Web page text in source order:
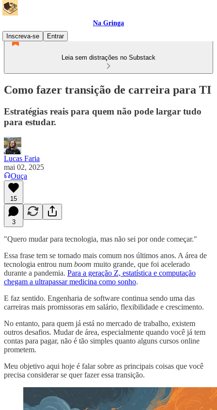
Na Gringa
Inscreva-se
Entrar
Leia sem distrações no Substack
Como fazer transição de carreira para TI
Estratégias reais para quem não pode largar tudo
para estudar.
Lucas Faria
mai 02, 2025
Ouça
15
3
"Quero mudar para tecnologia, mas não sei por onde começar."
Essa frase tem se tornado mais comum nos últimos anos. A área de
tecnologia entrou num boom muito grande, que foi acelerado
durante a pandemia. Para a geração Z, estatística e computação
chegam a ultrapassar medicina como sonho.
E faz sentido. Engenharia de software continua sendo uma das
carreiras mais promissoras em salário, flexibilidade e crescimento.
No entanto, para quem já está no mercado de trabalho, existem
outros desafios. Mudar de área, especialmente quando você já tem
contas para pagar, não é tão simples quanto alguns cursos online
prometem.
Meu objetivo aqui hoje é falar sobre as principais coisas que você
precisa considerar se quer fazer essa transição.